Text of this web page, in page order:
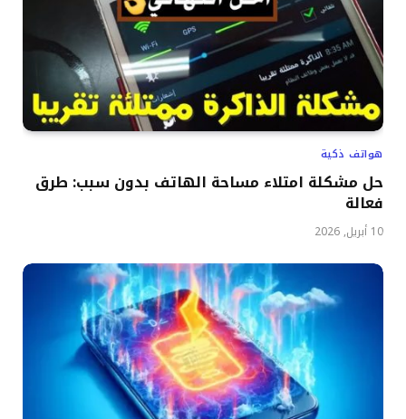
هواتف ذكية
حل مشكلة امتلاء مساحة الهاتف بدون سبب: طرق
فعالة
10 أبريل, 2026